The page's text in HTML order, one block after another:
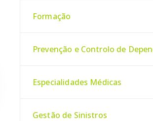
Formação
Prevenção e Controlo de
Especialidades Médicas
Gestão de Sinistros